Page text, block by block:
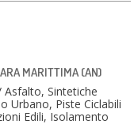
MARITTIMA (AN)
Sintetiche
Urbano, Piste Ciclabili
Edili, Isolamento